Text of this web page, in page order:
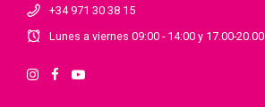
+34 971 30 38 15
Lunes a viernes 09:00 - 14:00 y 17.00-20.00